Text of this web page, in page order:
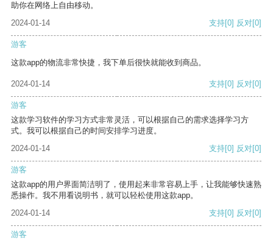
助你在网络上自由移动。
2024-01-14
支持[0] 反对[0]
游客
这款app的物流非常快捷，我下单后很快就能收到商品。
2024-01-14 支持[0] 反对[0]
游客
这款学习软件的学习方式非常灵活，可以根据自己的需求选择学习方
式。我可以根据自己的时间安排学习进度。
2024-01-14
支持[0] 反对[0]
游客
这款app的用户界面简洁明了，使用起来非常容易上手，让我能够快速熟
悉操作。我不用看说明书，就可以轻松使用这款app。
2024-01-14
支持[0] 反对[0]
游客